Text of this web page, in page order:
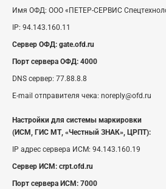
Имя ОФД: ООО «ПЕТЕР-СЕРВИС
IP: 94.143.160.11
Сервер ОФД: gate.ofd.ru
Порт сервера ОФД: 4000
DNS сервер: 77.88.8.8
E-mail отправителя чека: noreply@ofd.ru
Настройки для системы маркировки
(ИСМ, ГИС МТ, «Честный ЗНАК», ЦРПТ):
IP адрес сервера ИСМ: 94.143.160.19
Сервер ИСМ: crpt.ofd.ru
Порт сервера ИСМ: 7000